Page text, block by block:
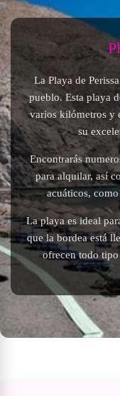
La Playa de
pueblo. Esta playa
varios kilómetros y
su
Encontrarás
para alquilar, así
acuáticos,
La playa es ideal
que la bordea está
ofrecen todo